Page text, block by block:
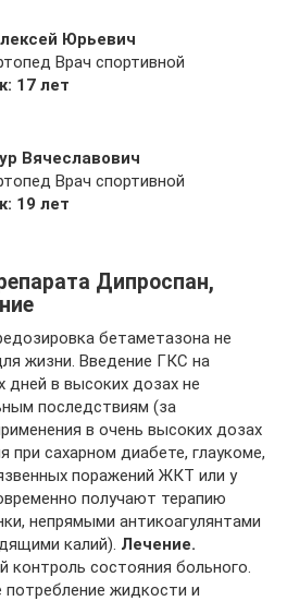
Юрьевич
Врач спортивной
17 лет
Вячеславович
Врач спортивной
19 лет
Дипроспан,
бетаметазона не
жизни. Введение ГКС на
дней в высоких дозах не
последствиям (за
в очень высоких дозах
при сахарном диабете, глаукоме,
поражений ЖКТ или у
получают терапию
непрямыми антикоагулянтами
калий). Лечение.
состояния больного.
жидкости и